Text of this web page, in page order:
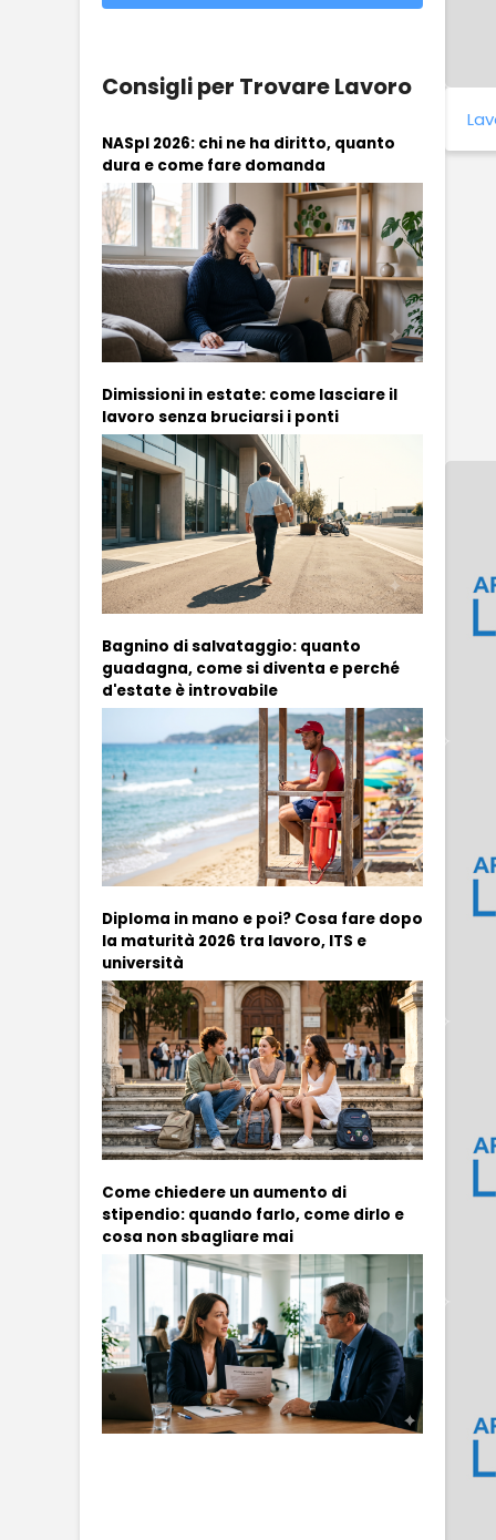
Consigli per Trovare Lavoro
NASpI 2026: chi ne ha diritto, quanto
dura e come fare domanda
Dimissioni in estate: come lasciare il
lavoro senza bruciarsi i ponti
Bagnino di salvataggio: quanto
guadagna, come si diventa e perché
d'estate è introvabile
Diploma in mano e poi? Cosa fare dopo
la maturità 2026 tra lavoro, ITS e
università
Come chiedere un aumento di
stipendio: quando farlo, come dirlo e
cosa non sbagliare mai